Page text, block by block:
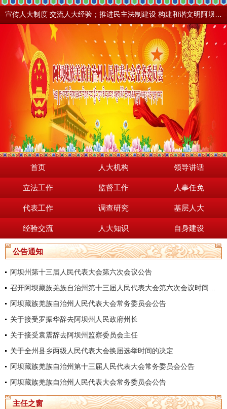
首页 人大机构 领导讲话
立法工作 监督工作 人事任免
代表工作 调查研究 基层人大
经验交流 人大知识 自身建设
公告通知
阿坝州第十三届人民代表大会第六次会议公告
阿坝藏族羌族自治州人民代表大会常务委员会公告
关于接受罗振华辞去阿坝州人民政府州长
关于接受袁震辞去阿坝州监察委员会主任
关于全州县乡两级人民代表大会换届选举时间的决定
阿坝藏族羌族自治州第十三届人民代表大会常务委员会公告
阿坝藏族羌族自治州人民代表大会常务委员会公告
主任之窗